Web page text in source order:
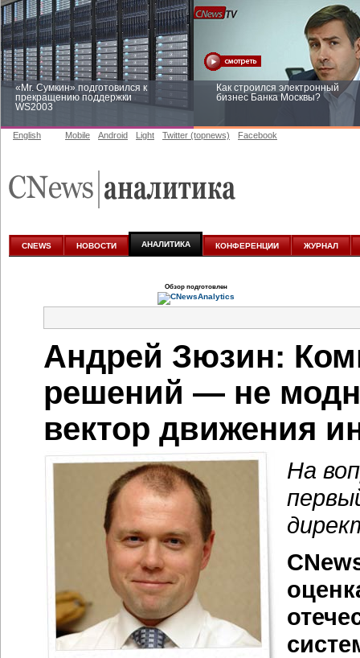
«Mr. Сумкин» подготовился к
прекращению поддержки
WS2003
Как строился электронный
бизнес Банка Москвы?
аналитике
English Mobile Android Light Twitter (topnews) Facebook
CNEWS НОВОСТИ АНАЛИТИКА КОНФЕРЕНЦИИ ЖУРНАЛ
Обзор подготовлен
Андрей Зюзин:
решений — не
вектор движения
На